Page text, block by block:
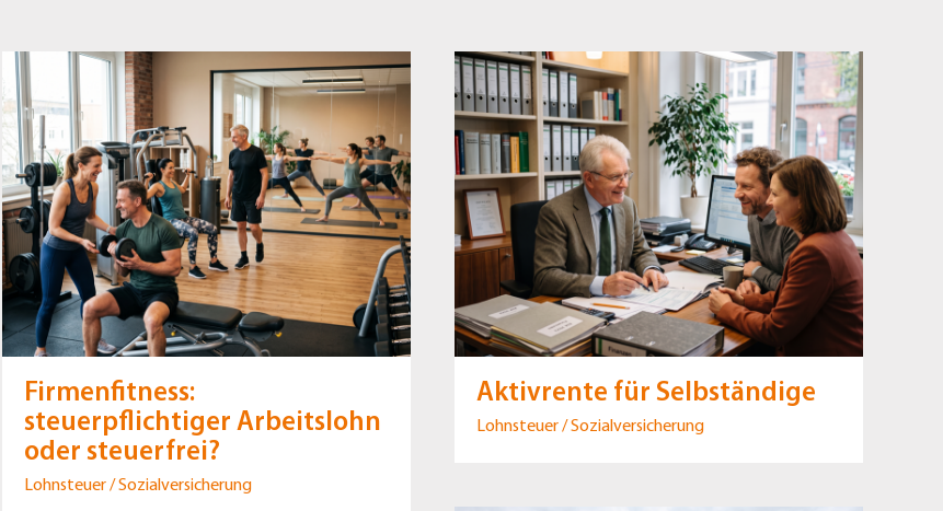
Firmenfitness:
steuerpflichtiger Arbeitslohn
oder steuerfrei?
Lohnsteuer / Sozialversicherung
Aktivrente für Selbständige
Lohnsteuer / Sozialversicherung